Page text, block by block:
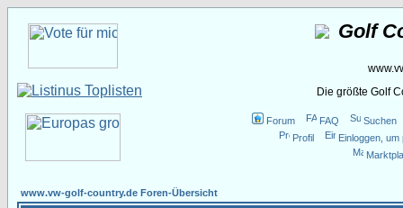
Golf
Die größte Golf
Forum FAQ
Suchen
Profil
Einloggen,
www.vw-golf-country.de Foren-Übersicht